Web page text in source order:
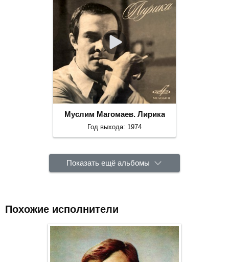
Муслим Магомаев. Лирика
Год выхода: 1974
Показать ещё альбомы
Похожие исполнители